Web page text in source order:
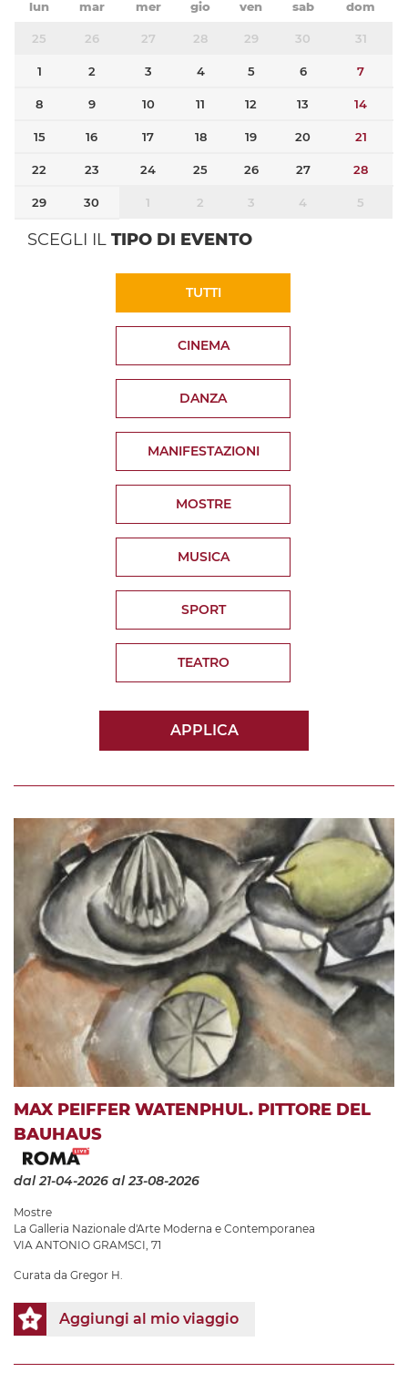
lun mar mer gio ven sab dom
25 26 27 28 29 30 31
1 2 3 4 5 6 7
8 9 10 11 12 13 14
15 16 17 18 19 20 21
22 23 24 25 26 27 28
29 30 1 2 3 4 5
SCEGLI IL TIPO DI EVENTO
TUTTI
CINEMA
DANZA
MANIFESTAZIONI
MOSTRE
MUSICA
SPORT
TEATRO
APPLICA
MAX PEIFFER WATENPHUL. PITTORE DEL
BAUHAUS
dal 21-04-2026 al 23-08-2026
Mostre
La Galleria Nazionale d'Arte Moderna e Contemporanea
VIA ANTONIO GRAMSCI, 71
Curata da Gregor H.
Aggiungi al mio viaggio